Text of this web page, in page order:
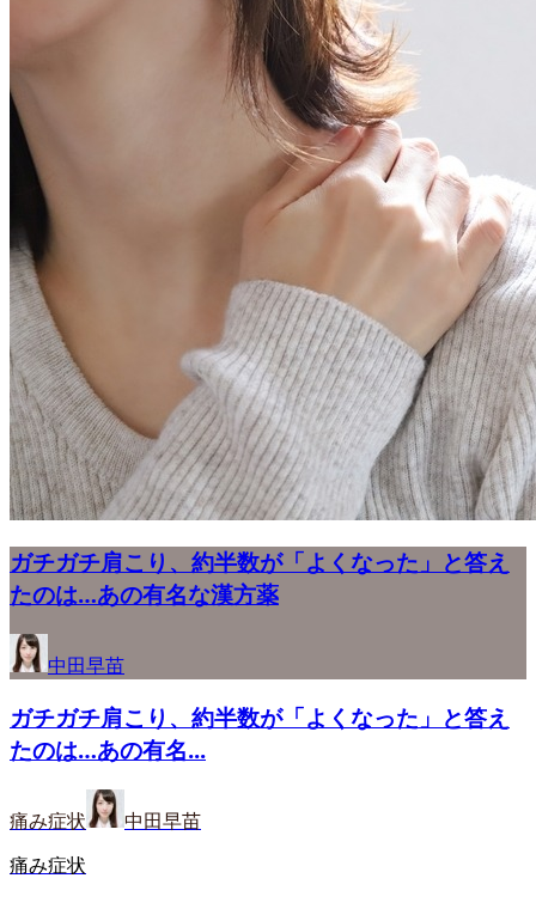
ガチガチ肩こり、約半数が「よくなった」と答え
たのは…あの有名な漢方薬
中田早苗
ガチガチ肩こり、約半数が「よくなった」と答え
たのは…あの有名...
痛み症状 中田早苗
痛み症状